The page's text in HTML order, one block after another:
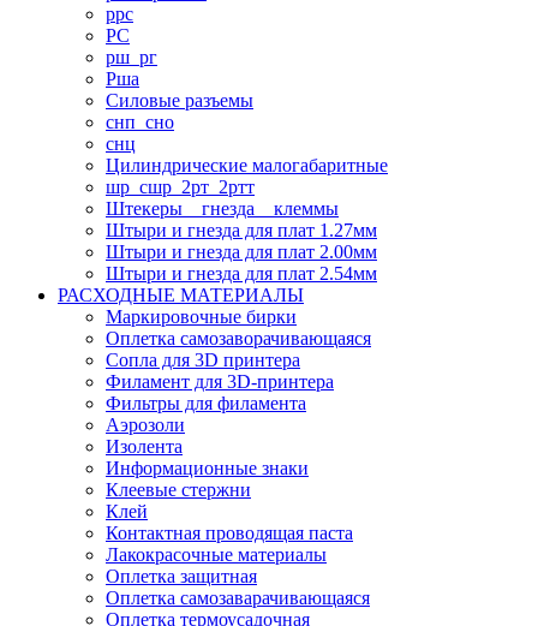
ррс
РС
рш_рг
Рша
Силовые разъемы
снп_сно
снц
Цилиндрические малогабаритные
шр_сшр_2рт_2ртт
Штекеры _ гнезда _ клеммы
Штыри и гнезда для плат 1.27мм
Штыри и гнезда для плат 2.00мм
Штыри и гнезда для плат 2.54мм
РАСХОДНЫЕ МАТЕРИАЛЫ
Маркировочные бирки
Оплетка самозаворачивающаяся
Сопла для 3D принтера
Филамент для 3D-принтера
Фильтры для филамента
Аэрозоли
Изолента
Информационные знаки
Клеевые стержни
Клей
Контактная проводящая паста
Лакокрасочные материалы
Оплетка защитная
Оплетка самозаварачивающаяся
Оплетка термоусадочная